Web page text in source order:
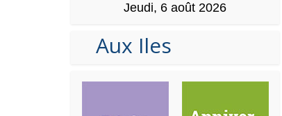
Jeudi, 6 août 2026
Aux Iles